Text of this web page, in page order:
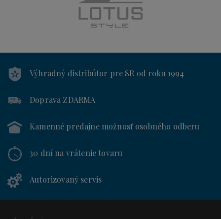
Výhradný distribútor pre SR od roku 1994
Doprava ZDARMA
Kamenné predajnemožnosť osobného odberu
30 dní na vrátenie tovaru
Autorizovaný servis